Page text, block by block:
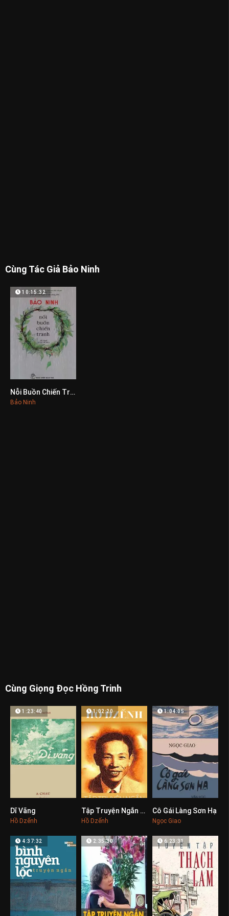
Cùng Tác Giả Bảo Ninh
0
10:15:32
Nỗi Buồn Chiến Tranh
Bảo Ninh
Cùng Giọng Đọc Hồng Trinh
1:23:40
Dĩ Vãng
Hồ Dzếnh
0
1:02:20
Tập Truyện Ngắn Hồ Dzếnh
Hồ Dzếnh
0
1:04:05
Cô Gái Làng Sơn Hạ
Ngọc Giao
4:37:32 2:35:30 6:23:31